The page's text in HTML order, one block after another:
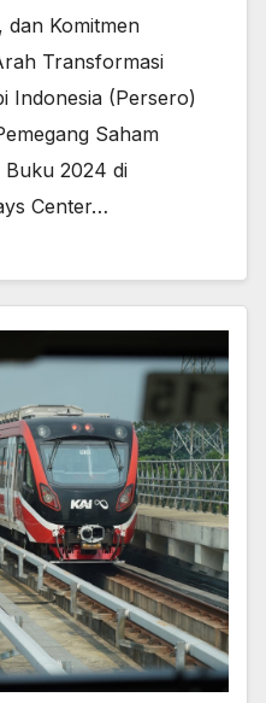
dan Komitmen
Transformasi
Indonesia (Persero)
Saham
Buku 2024 di
Center…